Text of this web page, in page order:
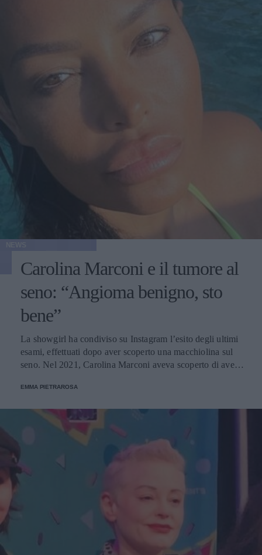
Carolina Marconi e il tumore al
seno: “Angioma benigno, sto
bene”
La showgirl ha condiviso su Instagram l’esito degli ultimi
esami, effettuati dopo aver scoperto una macchiolina sul
seno. Nel 2021, Carolina Marconi aveva scoperto di avere
EMMA PIETRAROSA